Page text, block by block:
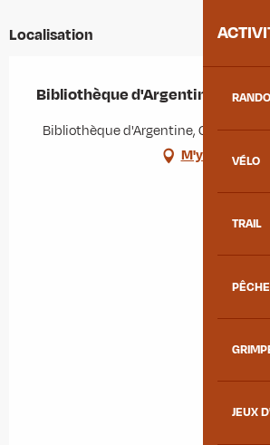
VÉLO
TRAIL
PÊCHE
JEUX
Localisation
Bibliothèque d'Argentine
Bibliothèque d'Argentine, Chef Lieu,
M'y rendre